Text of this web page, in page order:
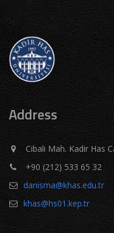
Address
Cibali Mah. Kadir Has
+90 (212) 533 65 32
danisma@khas.edu.tr
khas@hs01.kep.tr